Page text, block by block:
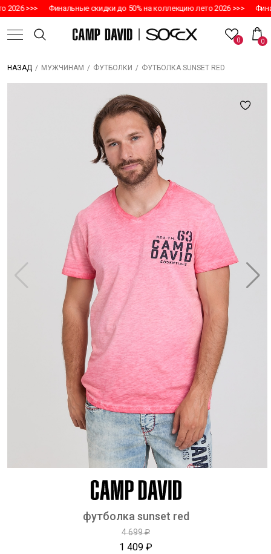
>>> Финальные скидки до 50% на коллекцию лето 2026 >>>
0 0
НАЗАД / МУЖЧИНАМ / ФУТБОЛКИ / ФУТБОЛКА SUNSET RED
футболка sunset red
4 699 ₽
1 409 ₽